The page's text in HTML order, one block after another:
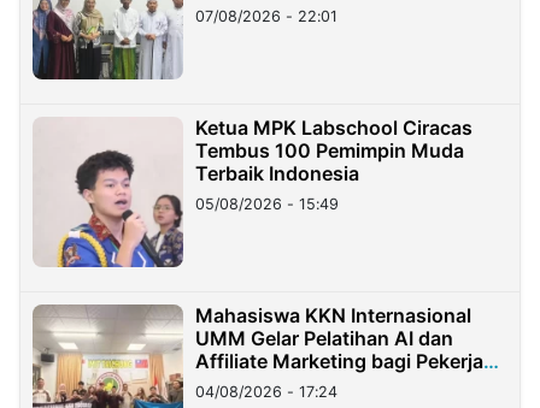
07/08/2026 - 22:01
Ketua MPK Labschool Ciracas
Tembus 100 Pemimpin Muda
Terbaik Indonesia
05/08/2026 - 15:49
Mahasiswa KKN Internasional
UMM Gelar Pelatihan AI dan
Affiliate Marketing bagi Pekerja
Migran Indonesia di Taiwan
04/08/2026 - 17:24